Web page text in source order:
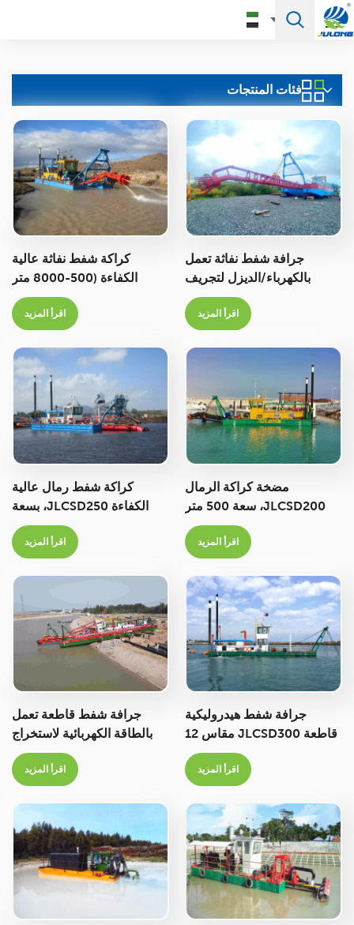
English
Français
Pусский
Español
Português
Türkçe
العربية
Deutsch
Polski
فئات المنتجات
جرافة شفط نفاثة تعمل
بالكهرباء/الديزل لتجريف
الأنهار
اقرأ المزيد
كراكة شفط نفاثة عالية
الكفاءة (500-8000 متر
مكعب/ساعة) لتجريف الأنهار
والبحيرات والبحار والموانئ
اقرأ المزيد
مضخة كراكة الرمال
JLCSD200، سعة 500 متر
مكعب/ساعة، عمق التجريف
6.0 متر
اقرأ المزيد
كراكة شفط رمال عالية
الكفاءة JLCSD250، بسعة
800 متر مكعب/ساعة،
مخصصة لأعمال التجريف في
المناجم.
اقرأ المزيد
جرافة شفط هيدروليكية
قاطعة JLCSD300 مقاس 12
بوصة، سعة 1400 متر مكعب/
ساعة، لاستخراج رمال الأنهار
اقرأ المزيد
جرافة شفط قاطعة تعمل
بالطاقة الكهربائية لاستخراج
الرمال لمشروع ميناء نهري
وبحيرة وبحر
اقرأ المزيد